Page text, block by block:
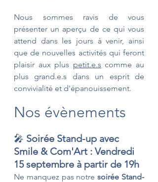
Nous sommes ravis de vous
présenter un aperçu de ce qui vous
attend dans les jours à venir, ainsi
que de nouvelles activités qui feront
plaisir aux plus petit.e.s comme au
plus grand.e.s dans un esprit de
convivialité et d'épanouissement.
Nos évènements
🎤 Soirée Stand-up avec
Smile & Com'Art : Vendredi
15 septembre à partir de 19h
Ne manquez pas notre soirée Stand-